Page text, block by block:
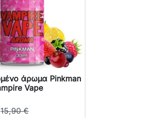
προβολή
άρωμα Pinkman
Vape
15,90 €